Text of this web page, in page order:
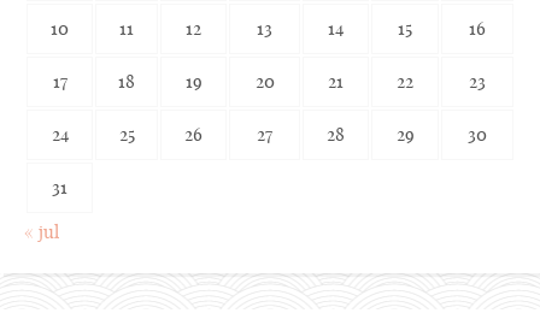
10 11 12 13 14 15 16
17 18 19 20 21 22 23
24 25 26 27 28 29 30
31
« jul